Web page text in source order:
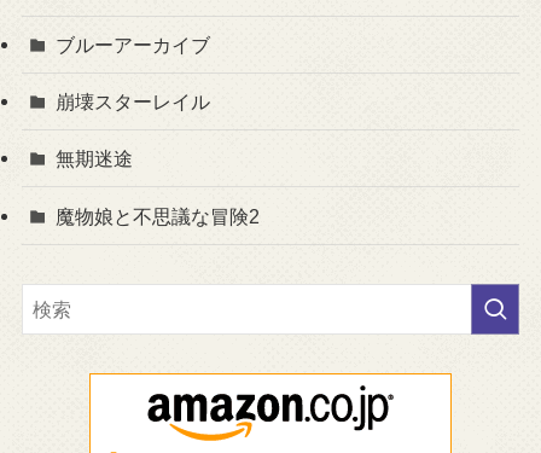
ブルーアーカイブ
崩壊スターレイル
無期迷途
魔物娘と不思議な冒険2